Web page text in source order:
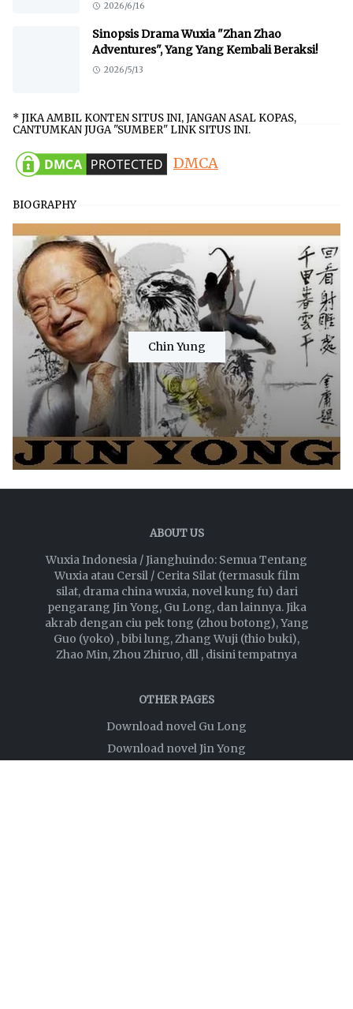
2026/6/16
Sinopsis Drama Wuxia "Zhan Zhao
Adventures", Yang Yang Kembali Beraksi!
2026/5/13
* JIKA AMBIL KONTEN SITUS INI, JANGAN ASAL KOPAS,
CANTUMKAN JUGA "SUMBER" LINK SITUS INI.
DMCA
BIOGRAPHY
Chin Yung
ABOUT US
Wuxia Indonesia / Jianghuindo: Semua Tentang
Wuxia atau Cersil / Cerita Silat (termasuk film
silat, drama china wuxia, novel kung fu) dari
pengarang Jin Yong, Gu Long, dan lainnya. Jika
akrab dengan ciu pek tong (zhou botong), Yang
Guo (yoko) , bibi lung, Zhang Wuji (thio buki),
Zhao Min, Zhou Zhiruo, dll , disini tempatnya
OTHER PAGES
Download novel Gu Long
Download novel Jin Yong